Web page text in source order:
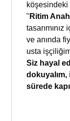
köşesindeki
" Ritim
ve anında
usta
Siz hayal
dokuyalım,
sürede